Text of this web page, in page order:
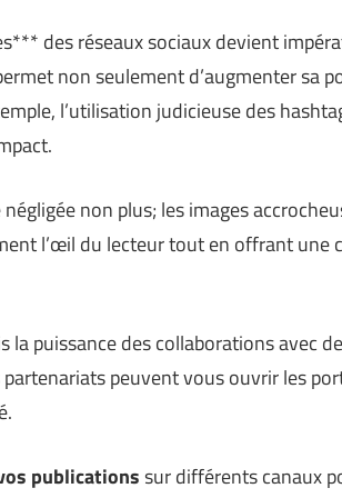
des réseaux sociaux devient
non seulement d’augmenter sa
l’utilisation judicieuse des
non plus; les images
l’œil du lecteur tout en offrant une
la puissance des collaborations avec
peuvent vous ouvrir les
publicationssur différents canaux